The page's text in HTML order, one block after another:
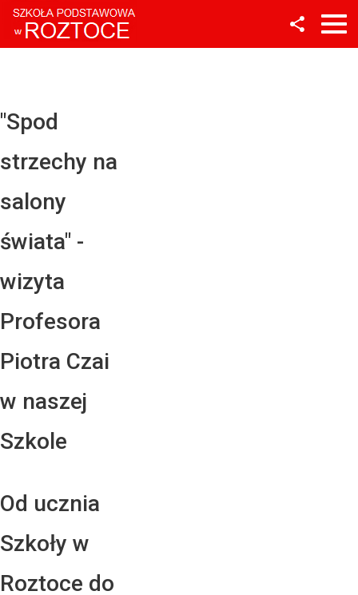
"Spod
strzechy na
salony
świata" -
wizyta
Profesora
Piotra Czai
w naszej
Szkole
Od ucznia
Szkoły w
Roztoce do